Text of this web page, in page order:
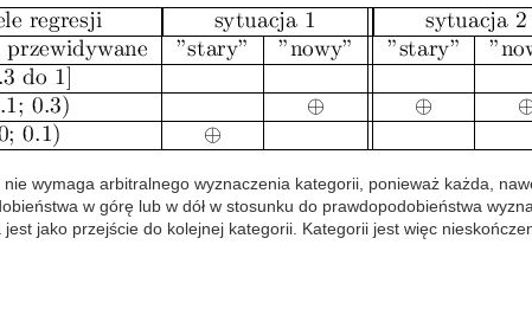
nie wymaga arbitralnego wyznaczenia kategorii, ponieważ każda,
w górę lub w dół w stosunku do prawdopodobieństwa
jest jako przejście do kolejnej kategorii. Kategorii jest więc